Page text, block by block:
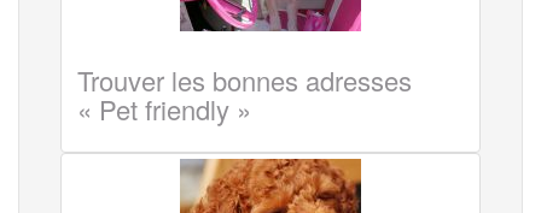
Trouver les bonnes adresses
« Pet friendly »